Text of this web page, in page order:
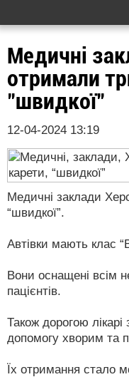
Медичні
отримали
"швидкої"
12-04-2024 13:19
Медичні заклади
“швидкої”.
Автівки мають клас
Вони оснащені всім
пацієнтів.
Також дорогою
допомогу хворим та
Їх отримання стало